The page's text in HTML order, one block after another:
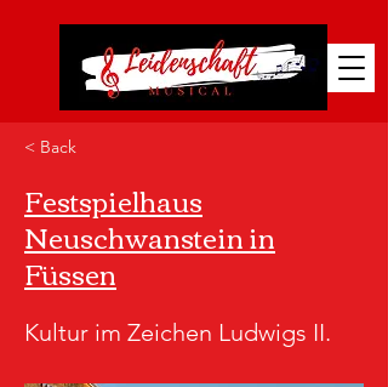
< Back
Festspielhaus
Neuschwanstein in
Füssen
Kultur im Zeichen Ludwigs II.